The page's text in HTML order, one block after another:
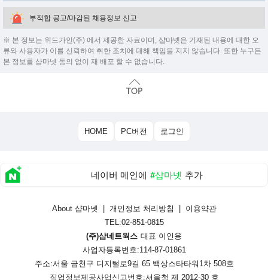
부적합 공고/마감된 채용정보 신고
※ 본 정보는 위드가인(주) 에서 제공한 자료이며, 샵마넷은 기재된 내용에 대한 오
류와 사용자가 이를 신뢰하여 취한 조치에 대해 책임을 지지 않습니다. 또한 누구든
본 정보를 샵마넷 동의 없이 재 배포 할 수 없습니다.
HOME PC버전 로그인
네이버 메인에 #샵마넷 추가
About 샵마넷 | 개인정보 처리방침 | 이용약관
TEL:02-851-0815
(주)샵네트웍스 대표 이인용
사업자등록번호:114-87-01861
주소:서울 금천구 디지털로9길 65 백상스타타워1차 508호
직업정보제공사업신고번호:서울청 제 2012-30 호